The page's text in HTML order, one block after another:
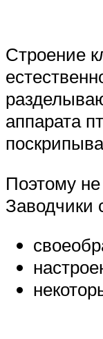
Строение
аппарата
Поэтому
Заводчики